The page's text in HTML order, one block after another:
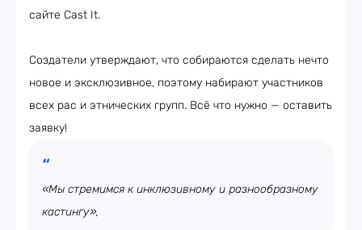
сайте Cast It.
Создатели утверждают, что собираются сделать нечто
новое и эксклюзивное, поэтому набирают участников
всех рас и этнических групп. Всё что нужно — оставить
заявку!
«Мы стремимся к инклюзивному и разнообразному
кастингу»,